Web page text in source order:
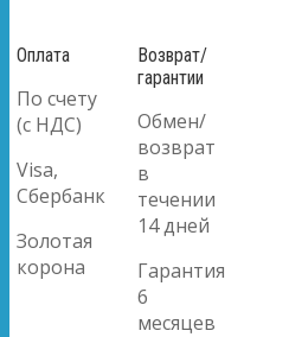
Оплата
По счету
(с НДС)
Visa,
Сбербанк
Золотая
корона
Возврат/
гарантии
Обмен/
возврат
в
течении
14 дней
Гарантия
6
месяцев